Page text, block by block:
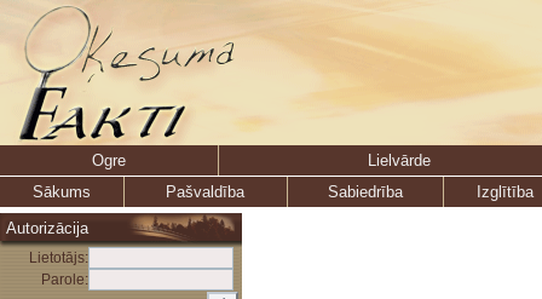
Ogre
Lielvārde
Sākums
Pašvaldība Sabiedrība
Izglītība
Autorizācija
Lietotājs:
Parole: